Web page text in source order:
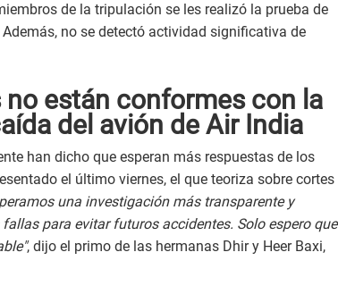
de la tripulación se les realizó la prueba de
no se detectó actividad significativa de
están conformes con la
del avión de Air India
han dicho que esperan más respuestas de los
el último viernes, el que teoriza sobre cortes
una investigación más transparente y
para evitar futuros accidentes. Solo espero que
, dijo el primo de las hermanas Dhir y Heer Baxi,